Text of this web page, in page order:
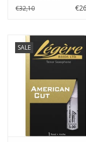
€32,10
SALE